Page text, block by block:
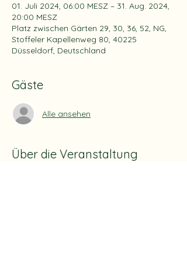
01. Juli 2024, 06:00 MESZ – 31. Aug. 2024,
20:00 MESZ
Platz zwischen Gärten 29, 30, 36, 52, NG,
Stoffeler Kapellenweg 80, 40225
Düsseldorf, Deutschland
Gäste
Alle ansehen
Über die Veranstaltung